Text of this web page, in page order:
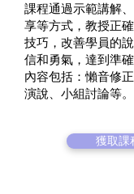
課程通過示範講解
享等方式，教授正
技巧，改善學員的
信和勇氣，達到準
內容包括：懶音修
演說、小組討論等。
獲取課